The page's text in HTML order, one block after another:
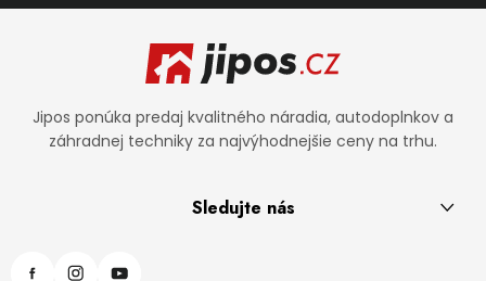
Jipos ponúka predaj kvalitného náradia, autodoplnkov a
záhradnej techniky za najvýhodnejšie ceny na trhu.
Sledujte nás